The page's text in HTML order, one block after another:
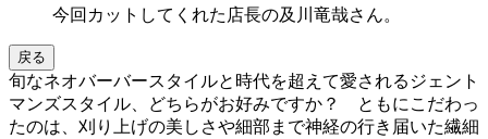
今回カットしてくれた店長の及川竜哉さん。
戻る
旬なネオバーバースタイルと時代を超えて愛されるジェント
マンズスタイル、どちらがお好みですか？ ともにこだわっ
たのは、刈り上げの美しさや細部まで神経の行き届いた繊細